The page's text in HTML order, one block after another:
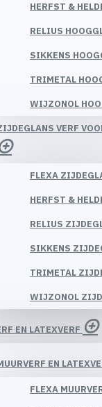
HERFST &
RELIUS
SIKKENS
TRIMETAL
WIJZONOL
VERF
FLEXA
HERFST &
RELIUS
SIKKENS
TRIMETAL
WIJZONOL
EN LATEXVERF
EN
FLEXA